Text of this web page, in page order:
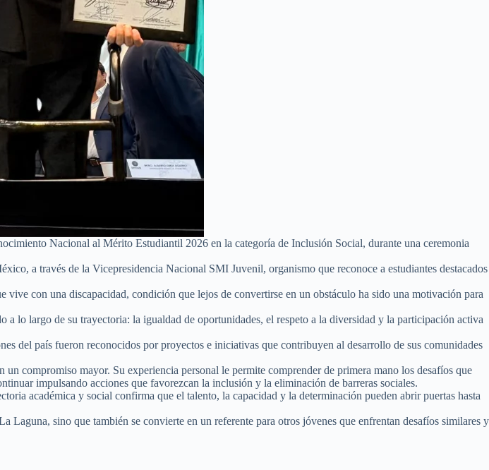
Nacional al Mérito Estudiantil 2026 en la categoría de Inclusión Social, durante una ceremonia
a través de la Vicepresidencia Nacional SMI Juvenil, organismo que reconoce a estudiantes destacados
con una discapacidad, condición que lejos de convertirse en un obstáculo ha sido una motivación para
lo largo de su trayectoria: la igualdad de oportunidades, el respeto a la diversidad y la participación activa
del país fueron reconocidos por proyectos e iniciativas que contribuyen al desarrollo de sus comunidades
compromiso mayor. Su experiencia personal le permite comprender de primera mano los desafíos que
impulsando acciones que favorezcan la inclusión y la eliminación de barreras sociales.
académica y social confirma que el talento, la capacidad y la determinación pueden abrir puertas hasta
sino que también se convierte en un referente para otros jóvenes que enfrentan desafíos similares y